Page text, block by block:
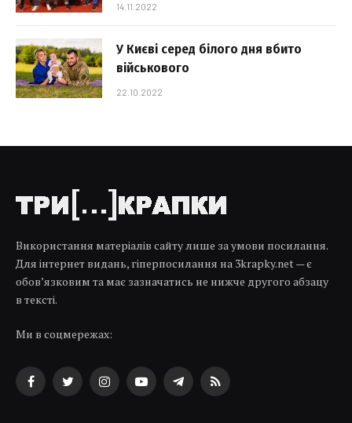
14.11.2022
У Києві серед білого дня вбито
військового
22.10.2022
Використання матеріалів сайту лише за умови посилання.
Для інтернет видань, гіперпосилання на 3krapky.net — є
обов’язковим та має зазначатись не нижче другого абзацу
в тексті.
Ми в соцмережах:
FacebookTwitterInstagramYouTubeTelegramRSS